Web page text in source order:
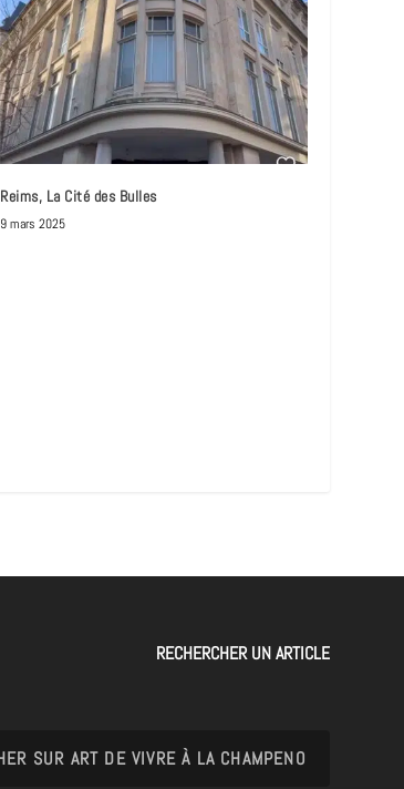
Reims, La Cité des Bulles
9 mars 2025
RECHERCHER UN ARTICLE